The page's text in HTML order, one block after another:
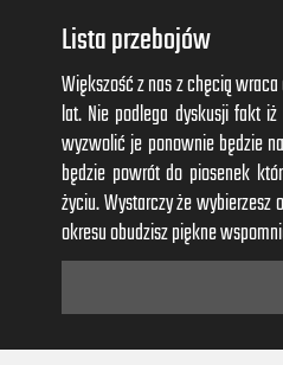
Lista przebojów
Większość z nas z chęcią
lat. Nie podlega dyskusji fakt
wyzwolić je ponownie będzie
będzie powrót do piosenek
życiu. Wystarczy że
okresu obudzisz piękne